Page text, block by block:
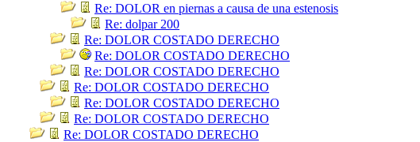
Re: DOLOR en piernas a causa de una estenosis
Re: dolpar 200
Re: DOLOR COSTADO DERECHO
Re: DOLOR COSTADO DERECHO
Re: DOLOR COSTADO DERECHO
Re: DOLOR COSTADO DERECHO
Re: DOLOR COSTADO DERECHO
Re: DOLOR COSTADO DERECHO
Re: DOLOR COSTADO DERECHO